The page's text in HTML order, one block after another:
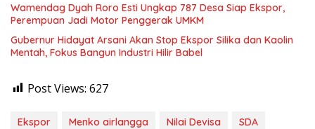
Wamendag Dyah Roro Esti Ungkap 787 Desa Siap Ekspor,
Perempuan Jadi Motor Penggerak UMKM
Gubernur Hidayat Arsani Akan Stop Ekspor Silika dan Kaolin
Mentah, Fokus Bangun Industri Hilir Babel
Post Views: 627
Ekspor Menko airlangga Nilai Devisa SDA